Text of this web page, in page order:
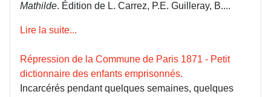
Mathilde. Édition de L. Carrez, P.E. Guilleray, B....
Lire la suite...
Répression de la Commune de Paris 1871 - Petit
dictionnaire des enfants emprisonnés.
Incarcérés pendant quelques semaines, quelques